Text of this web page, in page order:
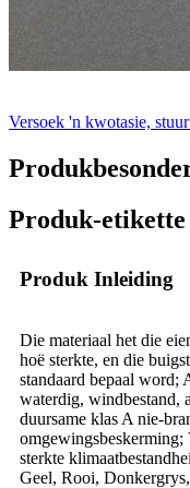
Versoek 'n kwotasie,
Produk-etikette
Produk Inleiding
Die materiaal het die
hoë sterkte, en die
standaard bepaal word;
waterdig, windbestand,
duursame klas A nie-
sterkte
Geel, Rooi,